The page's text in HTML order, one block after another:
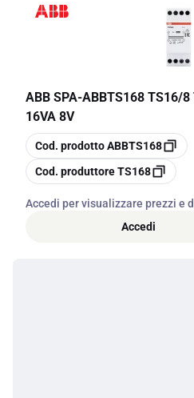
ABB SPA-ABBTS168 TS16/8
16VA 8V
copia
Cod. prodottoABBTS168
copia
Cod. produttoreTS168
Accedi per visualizzare prezzi e
Accedi